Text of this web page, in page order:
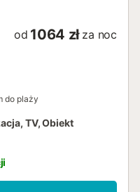
od 1064 zł za noc
do plaży
TV, Obiekt